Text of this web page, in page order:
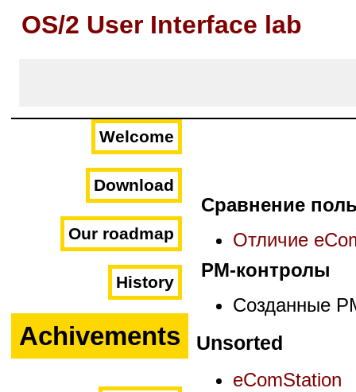
OS/2 User Interface lab
Welcome
Download
Our roadmap
History
Achivements
Сравнение
Отличие
PM-контролы
Созданные
Unsorted
eComStation